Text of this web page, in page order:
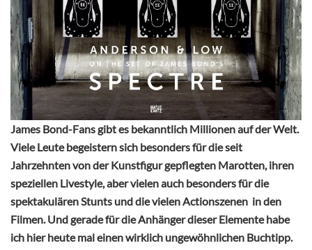
James Bond-Fans gibt es bekanntlich Millionen auf der Welt.
Viele Leute begeistern sich besonders für die seit
Jahrzehnten von der Kunstfigur gepflegten Marotten, ihren
speziellen Livestyle, aber vielen auch besonders für die
spektakulären Stunts und die vielen Actionszenen in den
Filmen. Und gerade für die Anhänger dieser Elemente habe
ich hier heute mal einen wirklich ungewöhnlichen Buchtipp.